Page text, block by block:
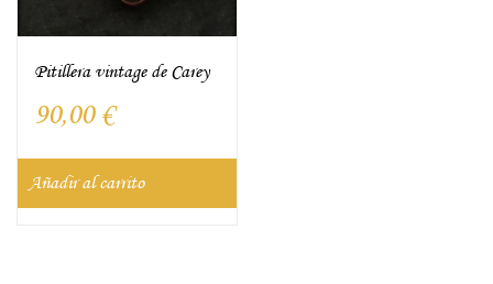
Pitillera vintage de Carey
90,00 €
Añadir al carrito